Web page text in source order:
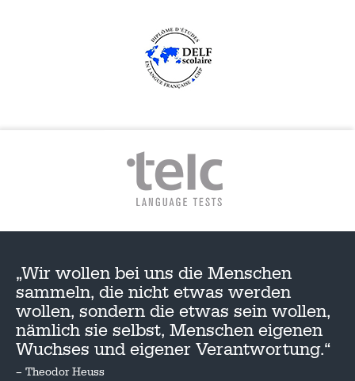
„Wir wollen bei uns die Menschen
sammeln, die nicht etwas werden
wollen, sondern die etwas sein wollen,
nämlich sie selbst, Menschen eigenen
Wuchses und eigener Verantwortung.“
– Theodor Heuss